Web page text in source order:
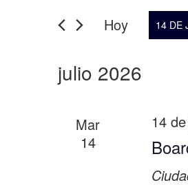
búsqueda
y
vistas
de
Eventos
Eventos
palabra
clave.
Hoy 14 DE
julio 2026
Mar
14
14